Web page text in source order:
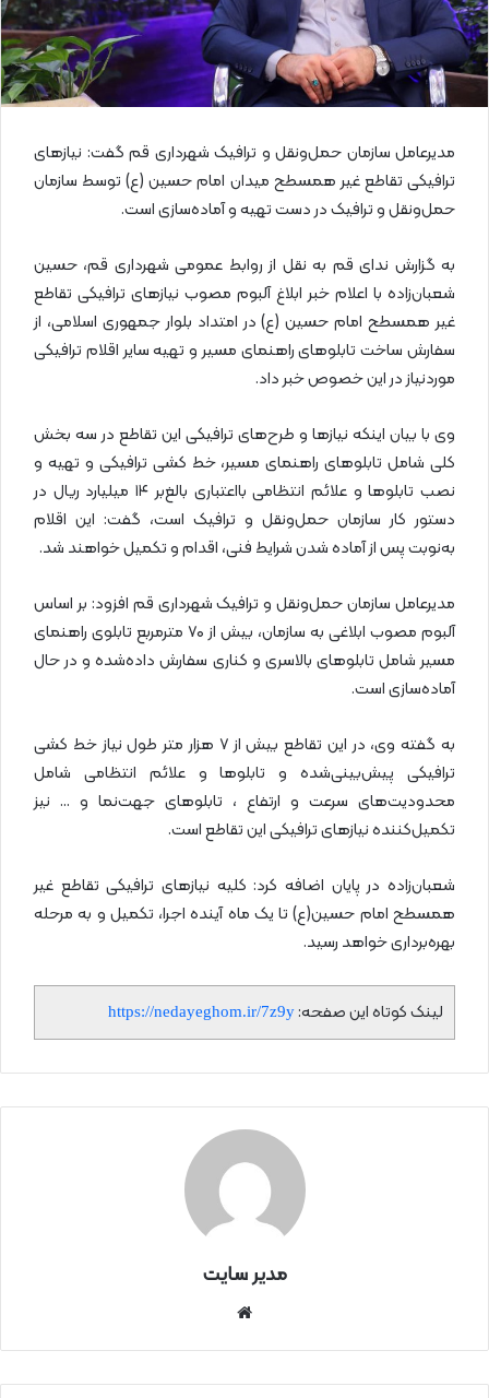
مدیرعامل سازمان حمل‌ونقل و ترافیک شهرداری قم گفت: نیازهای
ترافیکی تقاطع غیر همسطح میدان امام حسین (ع) توسط سازمان
حمل‌ونقل و ترافیک در دست تهیه و آماده‌سازی است.
به گزارش ندای قم به نقل از روابط عمومی شهرداری قم، حسین
شعبان‌زاده با اعلام خبر ابلاغ آلبوم مصوب نیازهای ترافیکی تقاطع
غیر همسطح امام حسین (ع) در امتداد بلوار جمهوری اسلامی، از
سفارش ساخت تابلوهای راهنمای مسیر و تهیه سایر اقلام ترافیکی
موردنیاز در این خصوص خبر داد.
وی با بیان اینکه نیازها و طرح‌های ترافیکی این تقاطع در سه بخش
کلی شامل تابلوهای راهنمای مسیر، خط کشی ترافیکی و تهیه و
نصب تابلوها و علائم انتظامی بااعتباری بالغ‌بر ۱۴ میلیارد ریال در
دستور کار سازمان حمل‌ونقل و ترافیک است، گفت: این اقلام
به‌نوبت پس از آماده شدن شرایط فنی، اقدام و تکمیل خواهند شد.
مدیرعامل سازمان حمل‌ونقل و ترافیک شهرداری قم افزود: بر اساس
آلبوم مصوب ابلاغی به سازمان، بیش از ۷۰ مترمربع تابلوی راهنمای
مسیر شامل تابلوهای بالاسری و کناری سفارش داده‌شده و در حال
آماده‌سازی است.
به گفته وی، در این تقاطع بیش از ۷ هزار متر طول نیاز خط کشی
ترافیکی پیش‌بینی‌شده و تابلوها و علائم انتظامی شامل
محدودیت‌های سرعت و ارتفاع ، تابلوهای جهت‌نما و … نیز
تکمیل‌کننده نیازهای ترافیکی این تقاطع است.
شعبان‌زاده در پایان اضافه کرد: کلیه نیازهای ترافیکی تقاطع غیر
همسطح امام حسین(ع) تا یک ماه آینده اجرا، تکمیل و به مرحله
بهره‌برداری خواهد رسید.
لینک کوتاه این صفحه: https://nedayeghom.ir/7z9y
مدیر سایت
نتی